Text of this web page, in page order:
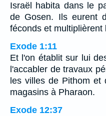
Israël habita dans le
de Gosen. Ils eurent
féconds et multiplièrent
Exode 1:11
Et l'on établit sur lui
l'accabler de travaux
les villes de Pithom et
magasins à Pharaon.
Exode 12:37